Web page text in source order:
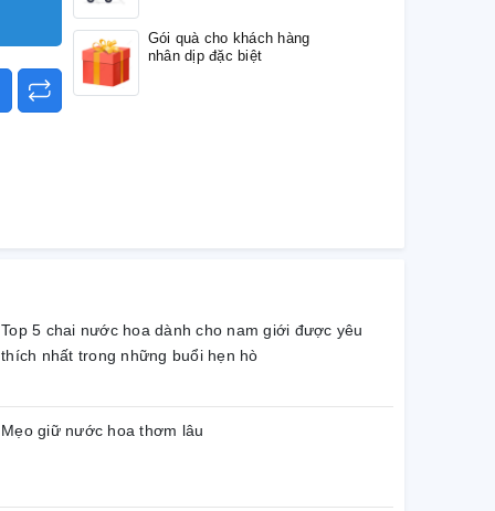
Gói quà cho khách hàng
nhân dịp đặc biệt
Top 5 chai nước hoa dành cho nam giới được yêu
thích nhất trong những buổi hẹn hò
Mẹo giữ nước hoa thơm lâu